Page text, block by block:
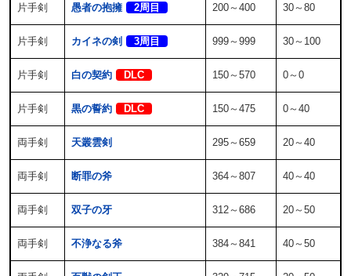
片手剣 愚者の抱擁 2周目 200～400 30～80
片手剣 カイネの剣 3周目 999～999 30～100
片手剣 白の契約 DLC 150～570 0～0
片手剣 黒の誓約 DLC 150～475 0～40
両手剣 天叢雲剣 295～659 20～40
両手剣 断罪の斧 364～807 40～40
両手剣 双子の牙 312～686 20～50
両手剣 不浄なる斧 384～841 40～50